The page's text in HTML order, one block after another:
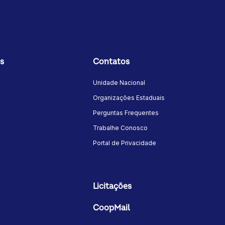
Contatos
Unidade Nacional
Organizações Estaduais
Perguntas Frequentes
Trabalhe Conosco
Portal de Privacidade
Licitações
CoopMail